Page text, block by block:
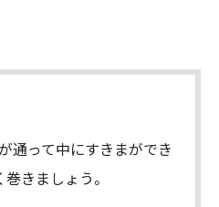
通って中にすきまができ
きましょう。